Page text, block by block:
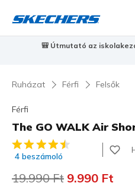
Skechers VIP:45 napos
Ruházat Férfi Felsők
Férfi
The GO WALK Air
5 az 5-ből ügyfélértékelés
4 beszámoló
Az ár a következőhöz
19.990 Ft címzett:
9.990 Ft